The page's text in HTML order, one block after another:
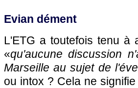
Evian dément
L'ETG a toutefois tenu à
«qu'aucune discussion
Marseille au sujet de
ou intox ? Cela ne